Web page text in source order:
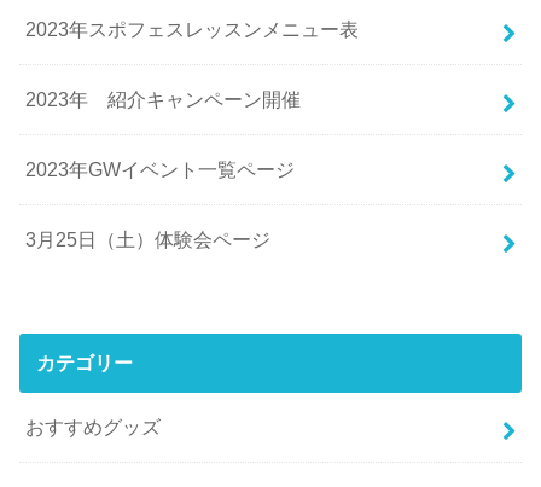
2023年スポフェスレッスンメニュー表
2023年 紹介キャンペーン開催
2023年GWイベント一覧ページ
3月25日（土）体験会ページ
カテゴリー
おすすめグッズ